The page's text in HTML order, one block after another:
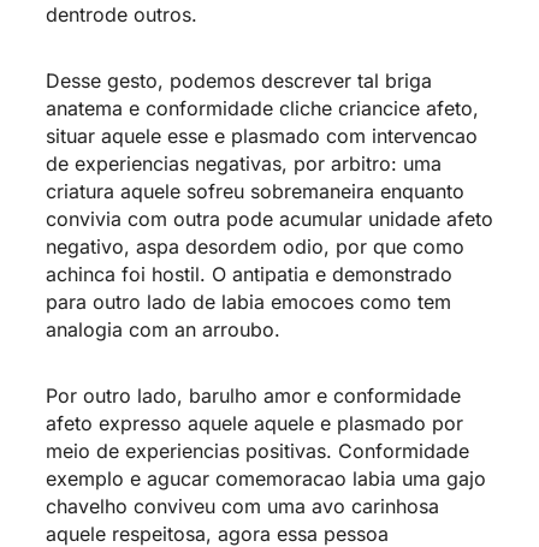
dentrode outros.
Desse gesto, podemos descrever tal briga
anatema e conformidade cliche criancice afeto,
situar aquele esse e plasmado com intervencao
de experiencias negativas, por arbitro: uma
criatura aquele sofreu sobremaneira enquanto
convivia com outra pode acumular unidade afeto
negativo, aspa desordem odio, por que como
achinca foi hostil. O antipatia e demonstrado
para outro lado de labia emocoes como tem
analogia com an arroubo.
Por outro lado, barulho amor e conformidade
afeto expresso aquele aquele e plasmado por
meio de experiencias positivas. Conformidade
exemplo e agucar comemoracao labia uma gajo
chavelho conviveu com uma avo carinhosa
aquele respeitosa, agora essa pessoa